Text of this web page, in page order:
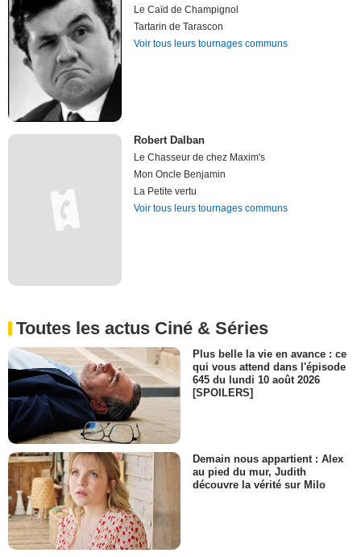
Le Caïd de Champignol
Tartarin de Tarascon
Voir tous leurs tournages communs
Robert Dalban
Le Chasseur de chez Maxim's
Mon Oncle Benjamin
La Petite vertu
Voir tous leurs tournages communs
Toutes les actus Ciné & Séries
Plus belle la vie en avance : ce
qui vous attend dans l'épisode
645 du lundi 10 août 2026
[SPOILERS]
Demain nous appartient : Alex
au pied du mur, Judith
découvre la vérité sur Milo